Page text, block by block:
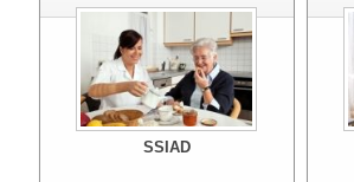
SSIAD